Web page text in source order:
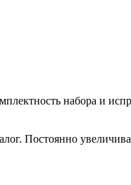
набора и
Постоянно